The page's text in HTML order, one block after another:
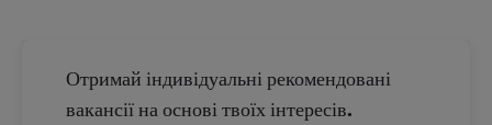
Отримай індивідуальні рекомендовані
вакансії на основі твоїх інтересів.